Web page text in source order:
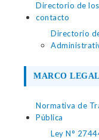
Directorio de
contacto
Directorio
MARCO LEGAL
Normativa de
Pública
Ley N°